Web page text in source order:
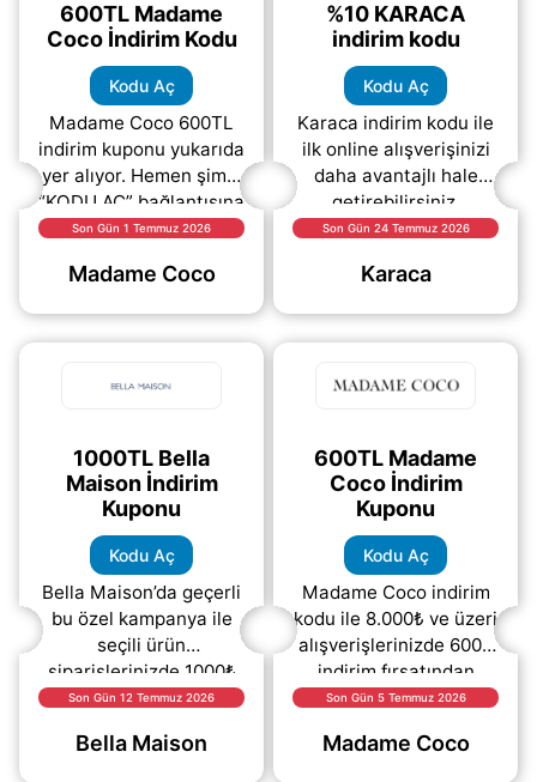
600TL Madame
Coco İndirim Kodu
Kodu Aç
Madame Coco 600TL
indirim kuponu yukarıda
yer alıyor. Hemen şimdi
“KODU AÇ” bağlantısına
tıklayarak indirim
görüntüleyebilir ve
Son Gün 1 Temmuz 2026
Madame Coco
%10 KARACA
indirim kodu
Kodu Aç
Karaca indirim kodu ile
ilk online alışverişinizi
daha avantajlı hale
getirebilirsiniz.
Kampanya kapsamında
üzerinden vereceğiniz
Son Gün 24 Temmuz 2026
Karaca
1000TL Bella
Maison İndirim
Kuponu
Kodu Aç
Bella Maison’da geçerli
bu özel kampanya ile
seçili ürün
siparişlerinizde 1000₺
indirim fırsatından
tekstili, dekorasyon ve
Son Gün 12 Temmuz 2026
Bella Maison
600TL Madame
Coco İndirim
Kuponu
Kodu Aç
Madame Coco indirim
kodu ile 8.000₺ ve üzeri
alışverişlerinizde 600₺
indirim fırsatından
yararlanabilirsiniz. Ev
ürünlerinde geçerli
Son Gün 5 Temmuz 2026
Madame Coco